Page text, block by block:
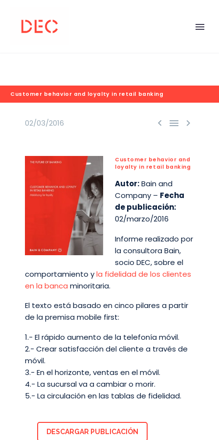
Customer behavior and loyalty in retail banking
  
02/03/2016
Customer behavior and
loyalty in retail banking
Autor:Bain and
Company – Fecha
de publicación:
02/marzo/2016
Informe realizado por
la consultora Bain,
socio DEC, sobre el
comportamiento yla fidelidad de los clientes
en la banca minoritaria.
El texto está basado en cinco pilares a partir
de la premisa mobile first:
1.- El rápido aumento de la telefonía móvil.
2.- Crear satisfacción del cliente a través de
móvil.
3.- En el horizonte, ventas en el móvil.
4.- La sucursal va a cambiar o morir.
5.- La circulación en las tablas de fidelidad.
DESCARGAR PUBLICACIÓN